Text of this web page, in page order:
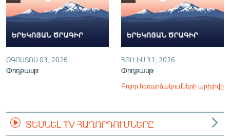
ՕԳՈՍՏՈՍ 03, 2026
Փոդքասթ
ՀՈՒԼԻՍ 31, 2026
Փոդքասթ
Բոլոր հեռարձակումների արխիվը
ՏԵՍՆԵԼ TV ՀԱՂՈՐԴՈՒՄՆԵՐԸ